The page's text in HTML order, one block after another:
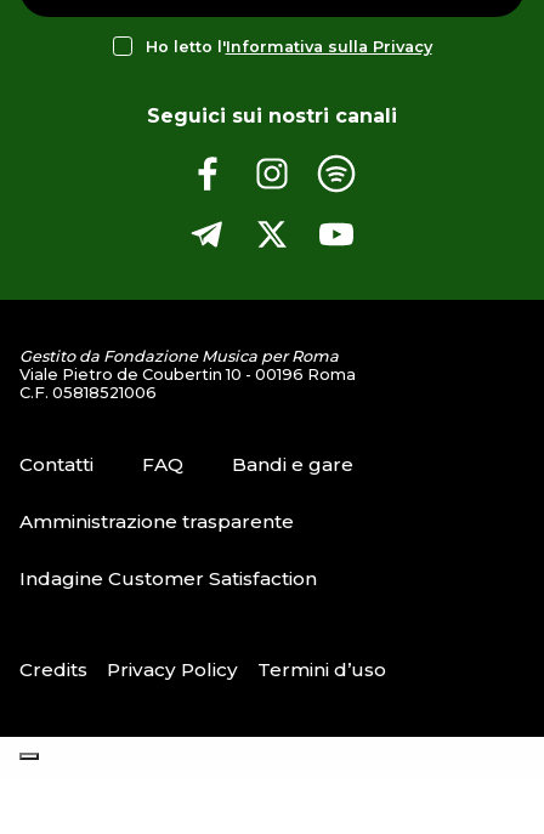
Ho letto l'Informativa sulla Privacy
Seguici sui nostri canali
Gestito da Fondazione Musica per Roma
Viale Pietro de Coubertin 10 - 00196 Roma
C.F. 05818521006
Contatti FAQ Bandi e gare
Amministrazione trasparente
Indagine Customer Satisfaction
Credits Privacy Policy Termini d’uso